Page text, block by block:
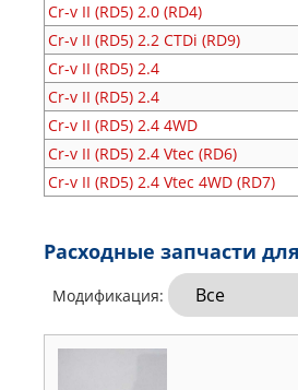
Cr-v II (RD5) 2.0 (RD4)
Cr-v II (RD5) 2.2 CTDi (RD9)
Cr-v II (RD5) 2.4
Cr-v II (RD5) 2.4
Cr-v II (RD5) 2.4 4WD
Cr-v II (RD5) 2.4 Vtec (RD6)
Cr-v II (RD5) 2.4 Vtec 4WD (RD7)
Расходные запчасти
Модификация: